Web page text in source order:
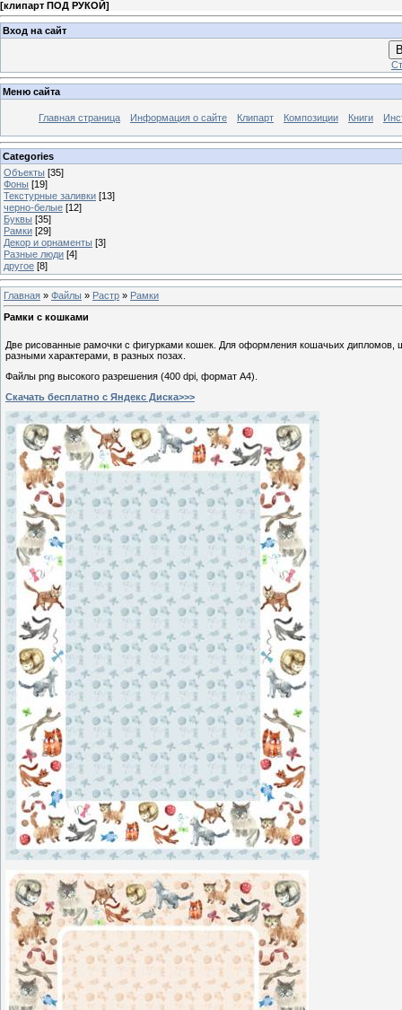
[клипарт ПОД РУКОЙ]
Вход на сайт
Меню сайта
Главная страница Информация о сайте Клипарт Композиции Книги
Categories
Объекты [35]
Фоны [19]
Текстурные заливки [13]
черно-белые [12]
Буквы [35]
Рамки [29]
Декор и орнаменты [3]
Разные люди [4]
другое [8]
Главная » Файлы » Растр » Рамки
Рамки с кошками
Две рисованные рамочки с фигурками кошек. Для оформления кошачьих дипломов,
разными характерами, в разных позах.
Файлы png высокого разрешения (400 dpi, формат А4).
Скачать бесплатно с Яндекс Диска>>>